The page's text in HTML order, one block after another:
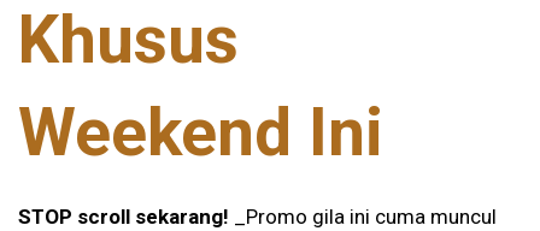
Khusus
Weekend Ini
STOP scroll sekarang! _Promo gila ini cuma muncul